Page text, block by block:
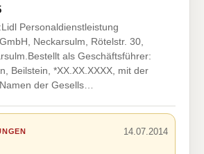
Personaldienstleistung
Neckarsulm, Rötelstr. 30,
als Geschäftsführer:
Beilstein, *XX.XX.XXXX, mit der
der Gesells…
14.07.2014